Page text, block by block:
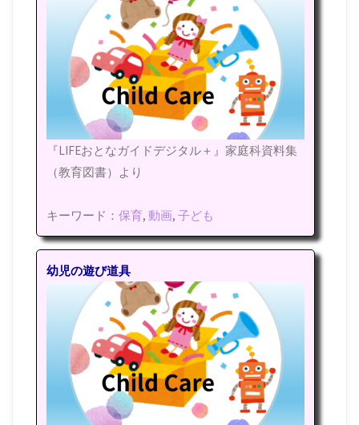
『LIFEおとなガイドデジタル＋』家庭科資料集
（教育図書）より
キーワード：保育,動画,子ども
幼児の遊び道具